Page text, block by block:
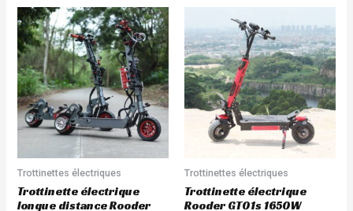
Trottinettes électriques
Trottinette électrique
longue distance Rooder
Trottinettes électriques
Trottinette électrique
Rooder GT01s 1650W